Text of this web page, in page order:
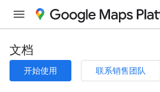
文档
开始使用 联系销售团队